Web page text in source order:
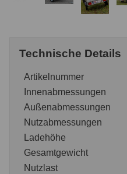
Technische Details
Artikelnummer
Innenabmessungen
Außenabmessungen
Nutzabmessungen
Ladehöhe
Gesamtgewicht
Nutzlast